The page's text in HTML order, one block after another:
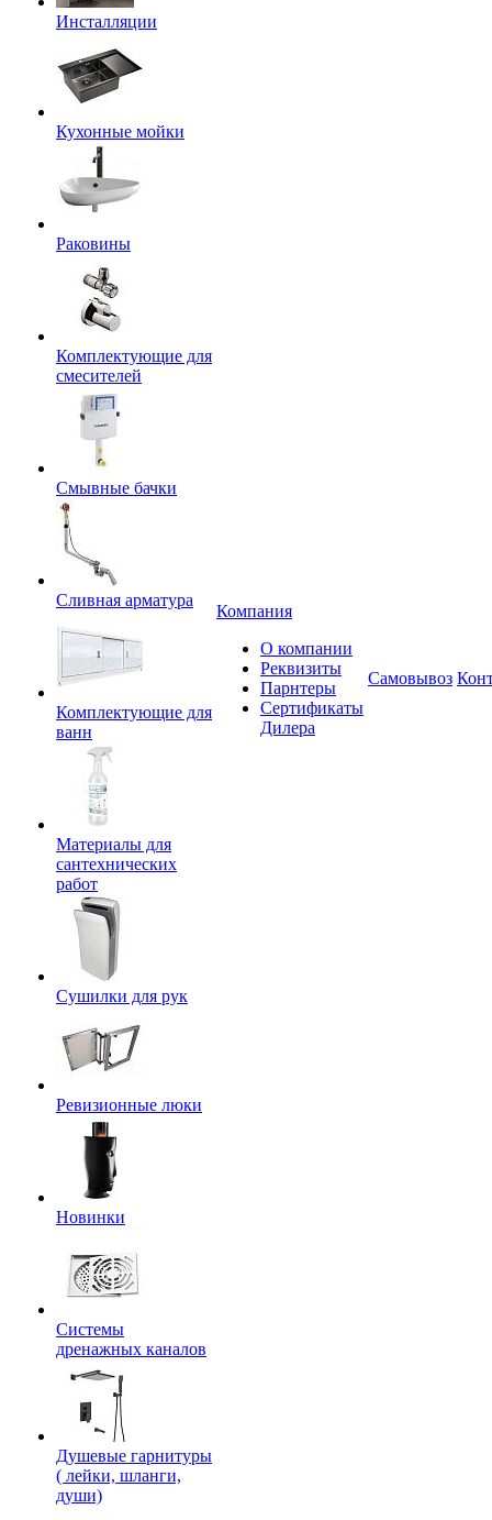
Инсталляции
Кухонные мойки
Раковины
Комплектующие для
смесителей
Смывные бачки
Сливная арматура
Комплектующие для
ванн
Материалы для
сантехнических
работ
Сушилки для рук
Ревизионные люки
Новинки
Системы
дренажных каналов
Душевые гарнитуры
( лейки, шланги,
души)
Компания
О компании
Реквизиты
Парнтеры
Сертификаты
Дилера
Самовывоз